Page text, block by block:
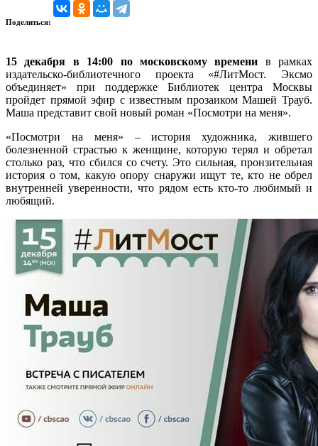
Поделиться:
15 декабря в 14:00 по московскому времени в рамках
издательско-библиотечного проекта «#ЛитМост. Эксмо
объединяет» при поддержке Библиотек центра Москвы
пройдет прямой эфир с известным прозаиком Машей Трауб.
Маша представит свой новый роман «Посмотри на меня».
«Посмотри на меня» – история художника, жившего
болезненной страстью к женщине, которую терял и обретал
столько раз, что сбился со счету. Это сильная, пронзительная
история о том, какую опору снаружи ищут те, кто не обрел
внутренней уверенности, что рядом есть кто-то любимый и
любящий.